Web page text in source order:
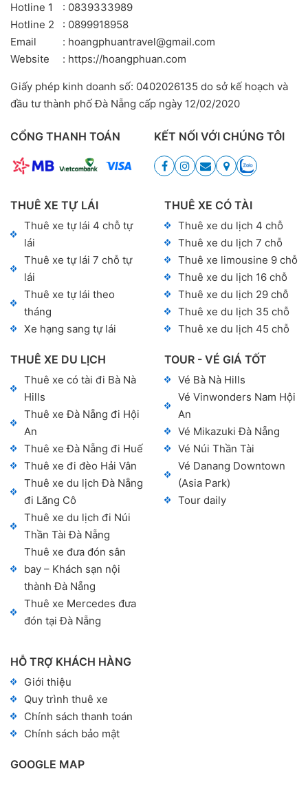
Hotline 1
: 0839333989
Hotline 2
: 0899918958
Email
: hoangphuantravel@gmail.com
Website
: https://hoangphuan.com
Giấy phép kinh doanh số: 0402026135 do sở kế hoạch và
đầu tư thành phố Đà Nẵng cấp ngày 12/02/2020
CỔNG THANH TOÁN KẾT NỐI VỚI CHÚNG TÔI
THUÊ XE TỰ LÁI
Thuê xe tự lái 4 chỗ tự
lái
Thuê xe tự lái 7 chỗ tự
lái
Thuê xe tự lái theo
tháng
Xe hạng sang tự lái
THUÊ XE DU LỊCH
Thuê xe có tài đi Bà Nà
Hills
Thuê xe Đà Nẵng đi Hội
An
Thuê xe Đà Nẵng đi Huế
Thuê xe đi đèo Hải Vân
Thuê xe du lịch Đà Nẵng
đi Lăng Cô
Thuê xe du lịch đi Núi
Thần Tài Đà Nẵng
Thuê xe đưa đón sân
bay – Khách sạn nội
thành Đà Nẵng
Thuê xe Mercedes đưa
đón tại Đà Nẵng
THUÊ XE CÓ TÀI
Thuê xe du lịch 4 chỗ
Thuê xe du lịch 7 chỗ
Thuê xe limousine 9 chỗ
Thuê xe du lịch 16 chỗ
Thuê xe du lịch 29 chỗ
Thuê xe du lịch 35 chỗ
Thuê xe du lịch 45 chỗ
TOUR - VÉ GIÁ TỐT
Vé Bà Nà Hills
Vé Vinwonders Nam Hội
An
Vé Mikazuki Đà Nẵng
Vé Núi Thần Tài
Vé Danang Downtown
(Asia Park)
Tour daily
GOOGLE MAP
HỖ TRỢ KHÁCH HÀNG
Giới thiệu
Quy trình thuê xe
Chính sách thanh toán
Chính sách bảo mật